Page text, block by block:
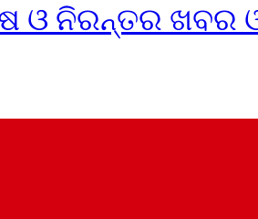
ଓ ନିରନ୍ତର